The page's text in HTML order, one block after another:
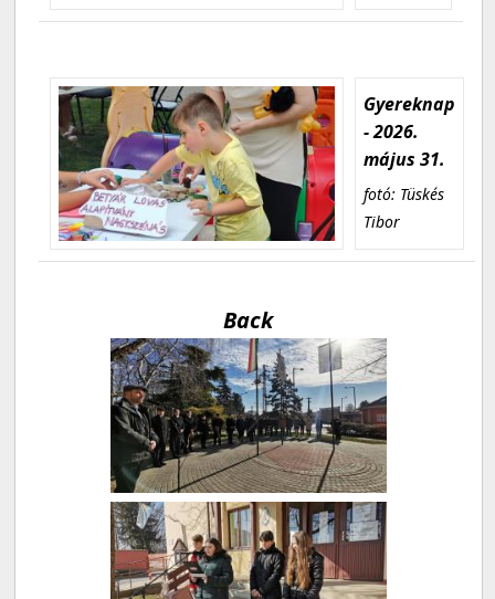
Gyereknap
- 2026.
május 31.
fotó: Tüskés
Tibor
Back